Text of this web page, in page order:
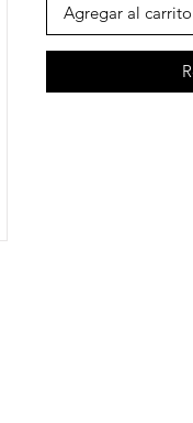
Agregar al carrito